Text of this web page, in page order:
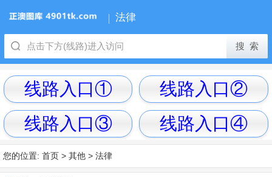
法律
线路入口①
线路入口②
线路入口③
线路入口④
您的位置: 首页 > 其他 > 法律